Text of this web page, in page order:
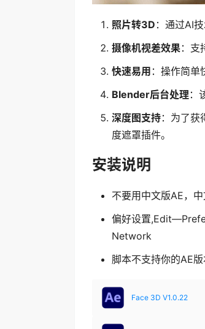
照片转3D ：通过AI
摄像机视差效果：支
快速易用 ：操作简单
Blender后台处理 ：
深度图支持：为了获
度遮罩插件。
安装说明
不要用中文版AE，
偏好设置
Network
脚本不支持你的AE
Face 3D V1.0.22